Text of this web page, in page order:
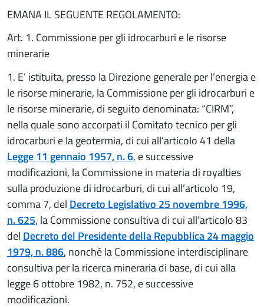
EMANA IL SEGUENTE REGOLAMENTO:
Art. 1. Commissione per gli idrocarburi e le risorse
minerarie
1. E’ istituita, presso la Direzione generale per l’energia e
le risorse minerarie, la Commissione per gli idrocarburi e
le risorse minerarie, di seguito denominata: “CIRM”,
nella quale sono accorpati il Comitato tecnico per gli
idrocarburi e la geotermia, di cui all’articolo 41 della
Legge 11 gennaio 1957, n. 6, e successive
modificazioni, la Commissione in materia di royalties
sulla produzione di idrocarburi, di cui all’articolo 19,
comma 7, del Decreto Legislativo 25 novembre 1996,
n. 625, la Commissione consultiva di cui all’articolo 83
del Decreto del Presidente della Repubblica 24 maggio
1979, n. 886, nonché la Commissione interdisciplinare
consultiva per la ricerca mineraria di base, di cui alla
legge 6 ottobre 1982, n. 752, e successive
modificazioni.